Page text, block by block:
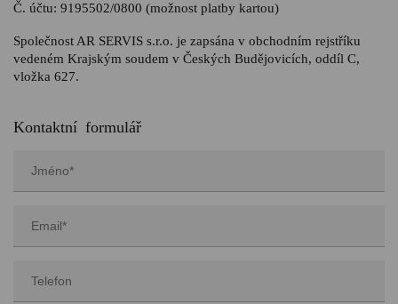
Č. účtu: 9195502/0800 (možnost platby kartou)
Společnost AR SERVIS s.r.o. je zapsána v obchodním rejstříku
vedeném Krajským soudem v Českých Budějovicích, oddíl C,
vložka 627.
Kontaktní formulář